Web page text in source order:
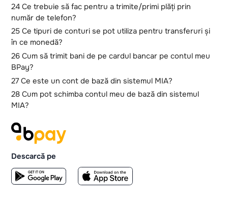
24 Ce trebuie să fac pentru a trimite/primi plăți prin
număr de telefon?
25 Ce tipuri de conturi se pot utiliza pentru transferuri și
în ce monedă?
26 Cum să trimit bani de pe cardul bancar pe contul meu
BPay?
27 Ce este un cont de bază din sistemul MIA?
28 Cum pot schimba contul meu de bază din sistemul
MIA?
Descarcă pe